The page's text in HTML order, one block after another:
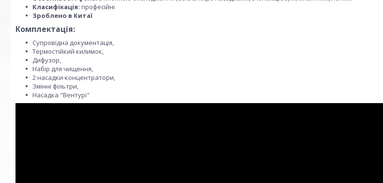
Класифікація: професійні
Зроблено в Китаї
Комплектація:
Супровідна документація,
Термостійкий килимок,
Дифузор,
Набір для чищення,
2 насадки-концентратори,
Змінні фільтри,
Насадка "Вентурі"